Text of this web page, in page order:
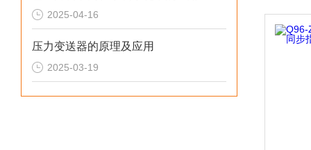
2025-04-16
压力变送器的原理及应用
2025-03-19